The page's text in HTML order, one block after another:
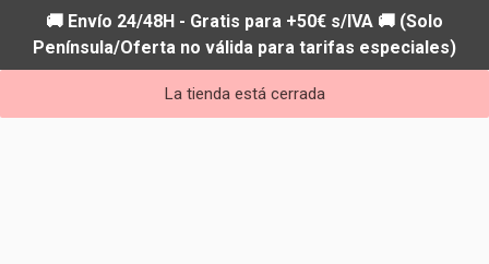
🚚 Envío 24/48H - Gratis para +50€ s/IVA 🚚 (Solo
Península/Oferta no válida para tarifas especiales)
La tienda está cerrada